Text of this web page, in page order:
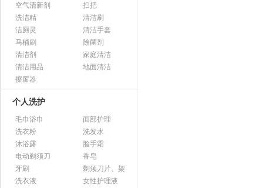
空气清新剂
扫把
洗洁精
清洁刷
洁厕灵
清洁手套
马桶刷
除菌剂
清洁剂
家庭清洁
清洁用品
地面清洁
擦窗器
个人洗护
毛巾浴巾
面部护理
洗衣粉
洗发水
沐浴露
脸手霜
电动剃须刀
香皂
牙刷
剃须刀片、架
洗衣液
女性护理液